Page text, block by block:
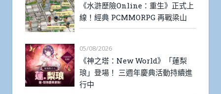
《水滸歷險Online：重生》正式上
線！經典 PCMMORPG 再戰梁山
05/08/2026
《神之塔：New World》「蓮梨
琅」登場！ 三週年慶典活動持續進
行中